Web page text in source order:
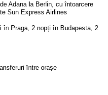
Adana la Berlin, cu întoarcere
Sun Express Airlines
în Praga, 2 nopți în Budapesta, 2
între orașe